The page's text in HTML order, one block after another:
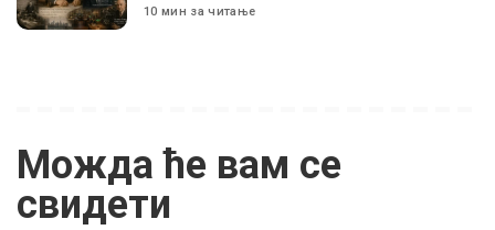
10 мин за читање
Можда ће вам се
свидети